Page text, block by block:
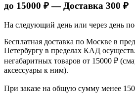
до 15000 ₽ — Доставка 300 ₽
На следующий день или через день
Бесплатная доставка по Москве в
Петербургу в пределах КАД
негабаритных товаров от 15000 ₽
аксессуары к ним).
При заказе на общую сумму менее